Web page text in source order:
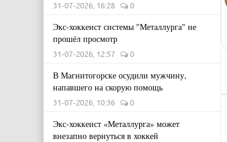
31-07-2026, 16:28 0
Экс-хоккеист системы "Металлурга" не
прошёл просмотр
31-07-2026, 12:57 0
В Магнитогорске осудили мужчину,
напавшего на скорую помощь
31-07-2026, 10:36 0
Экс-хоккеист «Металлурга» может
внезапно вернуться в хоккей